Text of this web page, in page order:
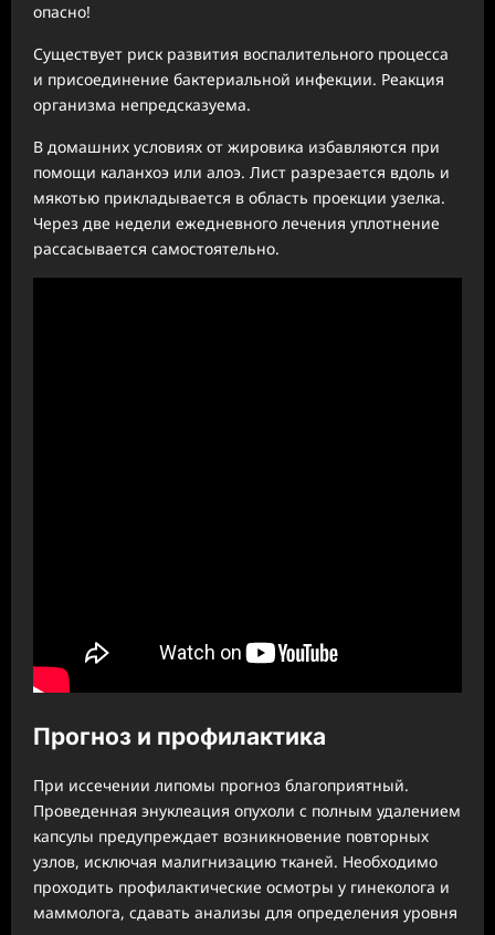
опасно!
Существует риск развития воспалительного процесса
и присоединение бактериальной инфекции. Реакция
организма непредсказуема.
В домашних условиях от жировика избавляются при
помощи каланхоэ или алоэ. Лист разрезается вдоль и
мякотью прикладывается в область проекции узелка.
Через две недели ежедневного лечения уплотнение
рассасывается самостоятельно.
Прогноз и профилактика
При иссечении липомы прогноз благоприятный.
Проведенная энуклеация опухоли с полным удалением
капсулы предупреждает возникновение повторных
узлов, исключая малигнизацию тканей. Необходимо
проходить профилактические осмотры у гинеколога и
маммолога, сдавать анализы для определения уровня